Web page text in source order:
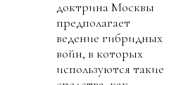
доктрина Москвы
предполагает
ведение гибридных
войн, в которых
используются такие